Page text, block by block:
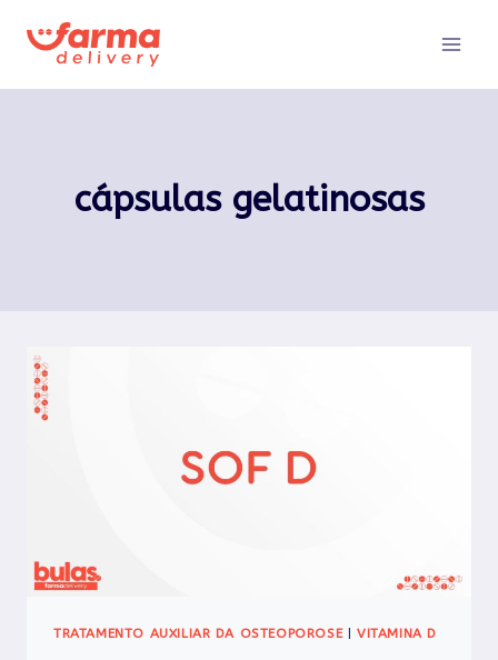
para
cápsulas gelatinosas
TRATAMENTO AUXILIAR DA OSTEOPOROSE|VITAMINA D